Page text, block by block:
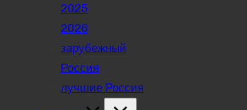
2025
2026
зарубежный
Россия
лучшие Россия